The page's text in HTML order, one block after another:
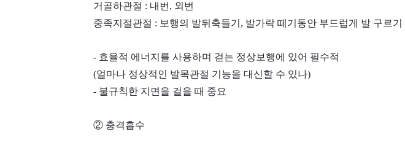
거골하관절 : 내번, 외번
중족지절관절 : 보행의 발뒤축들기, 발가락 떼기동안 부드럽게 발 구르기
- 효율적 에너지를 사용하며 걷는 정상보행에 있어 필수적
(얼마나 정상적인 발목관절 기능을 대신할 수 있나)
- 불규칙한 지면을 걸을 때 중요
② 충격흡수